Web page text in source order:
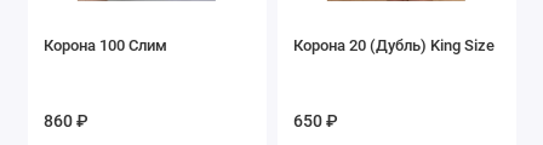
Корона 100 Слим
860 ₽
Корона 20 (Дубль) King Size
650 ₽